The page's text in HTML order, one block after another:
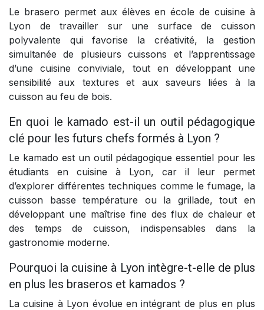
Le brasero permet aux élèves en école de cuisine à
Lyon de travailler sur une surface de cuisson
polyvalente qui favorise la créativité, la gestion
simultanée de plusieurs cuissons et l’apprentissage
d’une cuisine conviviale, tout en développant une
sensibilité aux textures et aux saveurs liées à la
cuisson au feu de bois.
En quoi le kamado est-il un outil pédagogique
clé pour les futurs chefs formés à Lyon ?
Le kamado est un outil pédagogique essentiel pour les
étudiants en cuisine à Lyon, car il leur permet
d’explorer différentes techniques comme le fumage, la
cuisson basse température ou la grillade, tout en
développant une maîtrise fine des flux de chaleur et
des temps de cuisson, indispensables dans la
gastronomie moderne.
Pourquoi la cuisine à Lyon intègre-t-elle de plus
en plus les braseros et kamados ?
La cuisine à Lyon évolue en intégrant de plus en plus